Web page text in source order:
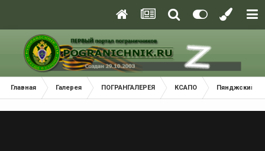
Главная Галерея ПОГРАНГАЛЕРЕЯ КСАПО Пянджский